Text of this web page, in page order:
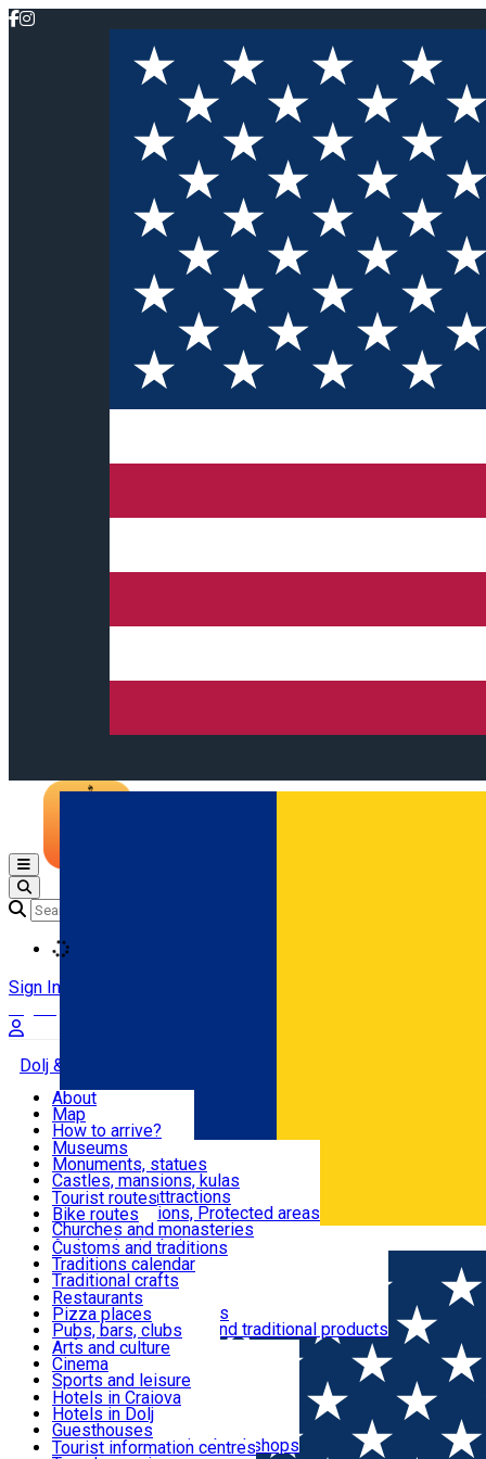
Română
Open main menu
Sign In
Dolj & Craiova
Attractions
Routes
Customs, Traditions
Food & Drinks
Leisure & Fun
Accommodation
Useful
About
Map
How to arrive?
Recommendations
Tourist attractions
News
Museums
Monuments, statues
Castles, mansions, kulas
Architectural attractions
Natural attractions, Protected areas
Churches and monasteries
Archaeological sites
Parks and gardens
Tourist routes
Bike routes
Customs and traditions
Traditions calendar
Traditional crafts
Traditional cuisine
Wineries and vineyards
Local manufacturers and traditional products
Restaurants
Pizza places
Pubs, bars, clubs
Cafes and teahouses
Sweets and ice cream
Fast-food
Arts and culture
Cinema
Sports and leisure
Horse riding
Swimming pools
Zoo
Shopping, souvenirs, bookshops
Hotels in Craiova
Hotels in Dolj
Guesthouses
Villas
Tourist information centres